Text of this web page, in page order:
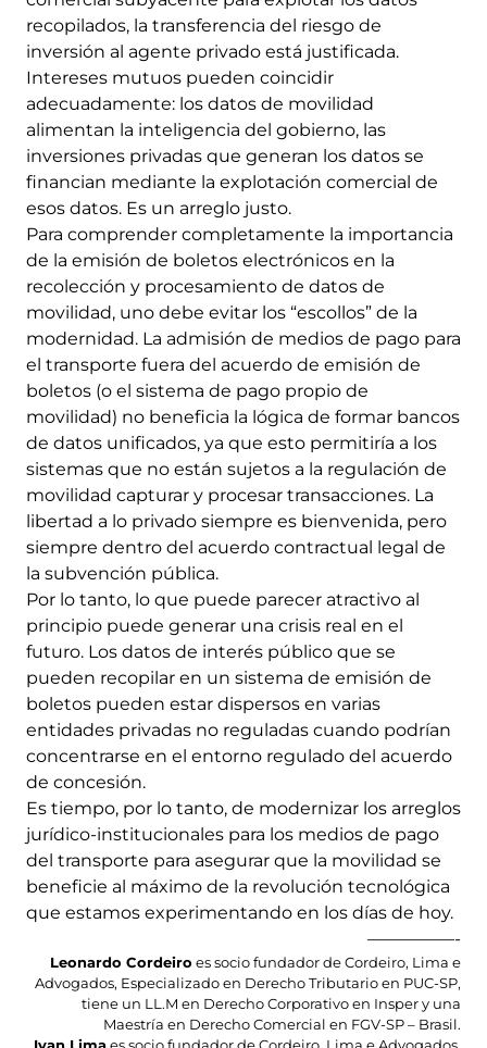
recopilados, la transferencia del riesgo de
inversión al agente privado está justificada.
Intereses mutuos pueden coincidir
adecuadamente: los datos de movilidad
alimentan la inteligencia del gobierno, las
inversiones privadas que generan los datos se
financian mediante la explotación comercial de
esos datos. Es un arreglo justo.
Para comprender completamente la importancia
de la emisión de boletos electrónicos en la
recolección y procesamiento de datos de
movilidad, uno debe evitar los “escollos” de la
modernidad. La admisión de medios de pago para
el transporte fuera del acuerdo de emisión de
boletos (o el sistema de pago propio de
movilidad) no beneficia la lógica de formar bancos
de datos unificados, ya que esto permitiría a los
sistemas que no están sujetos a la regulación de
movilidad capturar y procesar transacciones. La
libertad a lo privado siempre es bienvenida, pero
siempre dentro del acuerdo contractual legal de
la subvención pública.
Por lo tanto, lo que puede parecer atractivo al
principio puede generar una crisis real en el
futuro. Los datos de interés público que se
pueden recopilar en un sistema de emisión de
boletos pueden estar dispersos en varias
entidades privadas no reguladas cuando podrían
concentrarse en el entorno regulado del acuerdo
de concesión.
Es tiempo, por lo tanto, de modernizar los arreglos
jurídico-institucionales para los medios de pago
del transporte para asegurar que la movilidad se
beneficie al máximo de la revolución tecnológica
que estamos experimentando en los días de hoy.
—————-
Leonardo Cordeiro es socio fundador de Cordeiro, Lima e
Advogados, Especializado en Derecho Tributario en PUC-SP,
tiene un LL.M en Derecho Corporativo en Insper y una
Maestría en Derecho Comercial en FGV-SP – Brasil.